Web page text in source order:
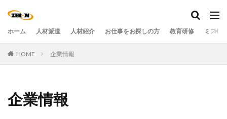
ホーム 人材派遣 人材紹介 お仕事をお探しの方 教育研修 ミステ
HOME 企業情報
企業情報